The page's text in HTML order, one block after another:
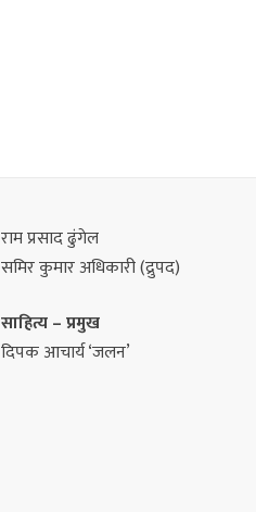
राम प्रसाद ढुंगेल
समिर कुमार अधिकारी (द्रुपद)
साहित्य – प्रमुख
दिपक आचार्य ‘जलन’